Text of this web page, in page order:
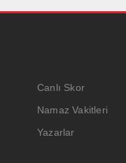
Canlı Skor
Namaz Vakitleri
Yazarlar